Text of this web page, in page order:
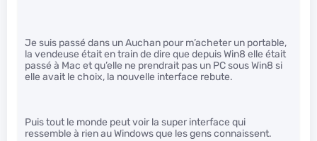
Je suis passé dans un Auchan pour m’acheter un portable,
la vendeuse était en train de dire que depuis Win8 elle était
passé à Mac et qu’elle ne prendrait pas un PC sous Win8 si
elle avait le choix, la nouvelle interface rebute.
Puis tout le monde peut voir la super interface qui
ressemble à rien au Windows que les gens connaissent.